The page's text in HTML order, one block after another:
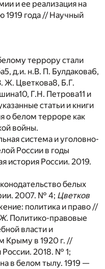
и ее реализация на
1919 года // Научный
террору стали
5, д.и. н.В. П. Булдакова6,
Ж. Цветкова8, Б.Г.
10, Г.Н. Петрова11 и
статьи и книги
о белом терроре как
войны.
система и уголовно-
России в годы
история России. 2019.
белых
2007. № 4; Цветков
политика и право //
Политико-правовые
власти и
Крыму в 1920 г. //
2018. № 1;
в белом тылу. 1919 —